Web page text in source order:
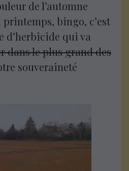
de l’automne
printemps, bingo, c’est
d’herbicide qui va
dans le plus grand des
souveraineté